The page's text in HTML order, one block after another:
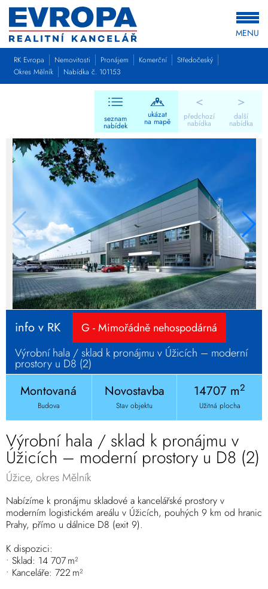
MENU
RK Evropa Nemovitosti Pronájem Komerční
Středočeský
Okres Mělník
Nabídka č. 101153
<
předchozí
nabídka
seznam
nabídek
ukázat
na mapě
>
další
nabídka
info v RK
G - Mimořádně nehospodárná
Výrobní hala / sklad k pronájmu v Úžicích – moderní
prostory u D8 (2)
Montovaná
Budova
Novostavba
Stav objektu
14707 m2
Užitná plocha
Výrobní hala / sklad k pronájmu v
Úžicích – moderní prostory u D8 (2)
Úžice, okres Mělník
Nabízíme k pronájmu skladové a kancelářské prostory v
moderním logistickém areálu v Úžicích, pouhých 9 km od hranic
Prahy, přímo u dálnice D8 (exit 9).
K dispozici:
• Sklad: 14 707 m²
• Kanceláře: 722 m²